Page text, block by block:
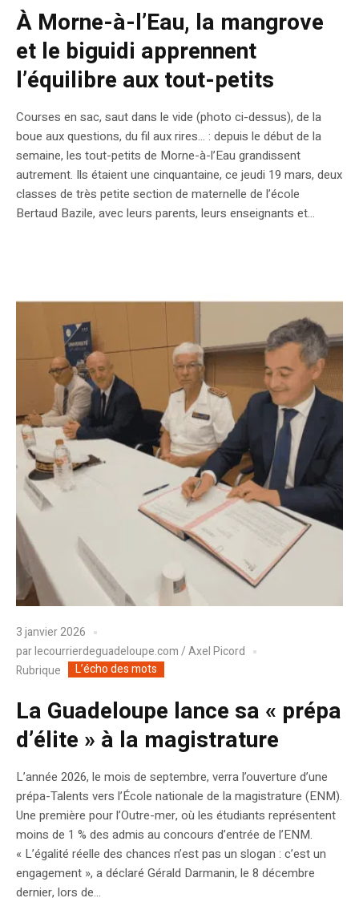
À Morne-à-l’Eau, la mangrove
et le biguidi apprennent
l’équilibre aux tout-petits
Courses en sac, saut dans le vide (photo ci-dessus), de la
boue aux questions, du fil aux rires… : depuis le début de la
semaine, les tout-petits de Morne-à-l’Eau grandissent
autrement. Ils étaient une cinquantaine, ce jeudi 19 mars, deux
classes de très petite section de maternelle de l’école
Bertaud Bazile, avec leurs parents, leurs enseignants et...
3 janvier 2026
parlecourrierdeguadeloupe.com / Axel Picord
Rubrique
L’écho des mots
La Guadeloupe lance sa « prépa
d’élite » à la magistrature
L’année 2026, le mois de septembre, verra l’ouverture d’une
prépa-Talents vers l’École nationale de la magistrature (ENM).
Une première pour l’Outre-mer, où les étudiants représentent
moins de 1 % des admis au concours d’entrée de l’ENM.
« L’égalité réelle des chances n’est pas un slogan : c’est un
engagement », a déclaré Gérald Darmanin, le 8 décembre
dernier, lors de...